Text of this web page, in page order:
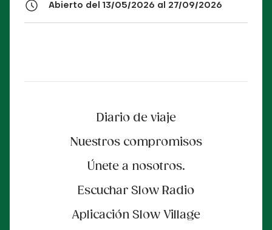
Abierto del 13/05/2026 al 27/09/2026
Diario de viaje
Nuestros compromisos
Únete a nosotros.
Escuchar Slow Radio
Aplicación Slow Village